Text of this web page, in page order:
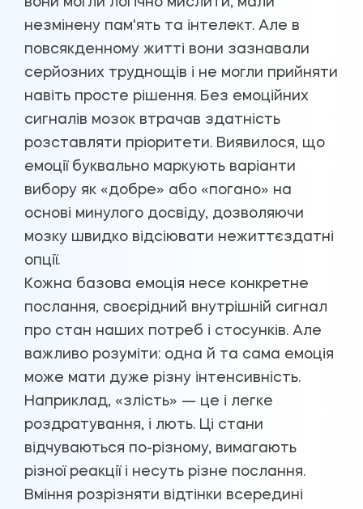
незмінену пам'ять та інтелект. Але в
повсякденному житті вони зазнавали
серйозних труднощів і не могли прийняти
навіть просте рішення. Без емоційних
сигналів мозок втрачав здатність
розставляти пріоритети. Виявилося, що
емоції буквально маркують варіанти
вибору як «добре» або «погано» на
основі минулого досвіду, дозволяючи
мозку швидко відсіювати нежиттєздатні
опції.
Кожна базова емоція несе конкретне
послання, своєрідний внутрішній сигнал
про стан наших потреб і стосунків. Але
важливо розуміти: одна й та сама емоція
може мати дуже різну інтенсивність.
Наприклад, «злість» — це і легке
роздратування, і лють. Ці стани
відчуваються по-різному, вимагають
різної реакції і несуть різне послання.
Вміння розрізняти відтінки всередині